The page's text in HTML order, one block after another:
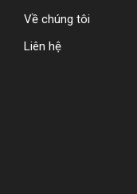
Về chúng tôi
Liên hệ